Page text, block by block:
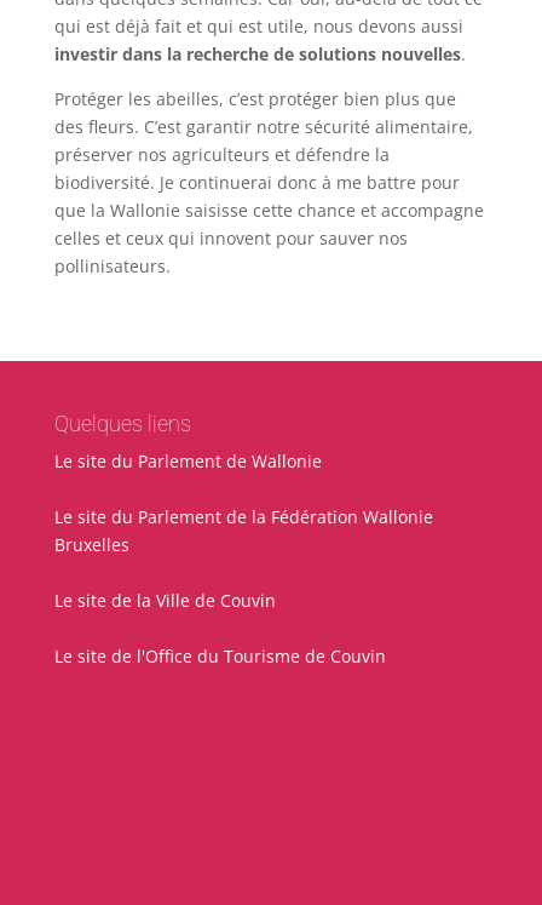
qui est déjà fait et qui est utile, nous devons aussi
investir dans la recherche de solutions nouvelles.
Protéger les abeilles, c’est protéger bien plus que
des fleurs. C’est garantir notre sécurité alimentaire,
préserver nos agriculteurs et défendre la
biodiversité. Je continuerai donc à me battre pour
que la Wallonie saisisse cette chance et accompagne
celles et ceux qui innovent pour sauver nos
pollinisateurs.
Quelques liens
Le site du Parlement de Wallonie
Le site du Parlement de la Fédération Wallonie
Bruxelles
Le site de la Ville de Couvin
Le site de l'Office du Tourisme de Couvin